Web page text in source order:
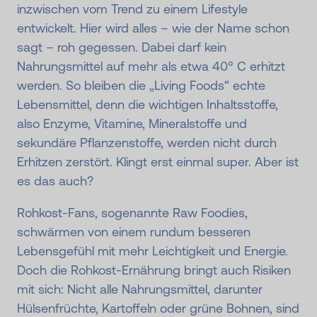
inzwischen vom Trend zu einem Lifestyle
entwickelt. Hier wird alles – wie der Name schon
sagt – roh gegessen. Dabei darf kein
Nahrungsmittel auf mehr als etwa 40° C erhitzt
werden. So bleiben die „Living Foods“ echte
Lebensmittel, denn die wichtigen Inhaltsstoffe,
also Enzyme, Vitamine, Mineralstoffe und
sekundäre Pflanzenstoffe, werden nicht durch
Erhitzen zerstört. Klingt erst einmal super. Aber ist
es das auch?
Rohkost-Fans, sogenannte Raw Foodies,
schwärmen von einem rundum besseren
Lebensgefühl mit mehr Leichtigkeit und Energie.
Doch die Rohkost-Ernährung bringt auch Risiken
mit sich: Nicht alle Nahrungsmittel, darunter
Hülsenfrüchte, Kartoffeln oder grüne Bohnen, sind